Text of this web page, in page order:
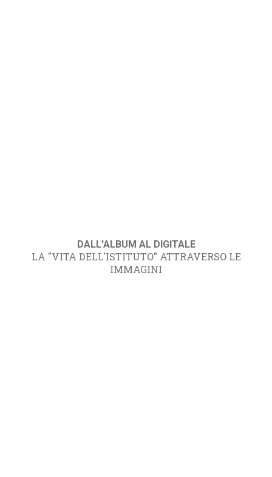
DALL'ALBUM AL DIGITALE
LA "VITA DELL'ISTITUTO" ATTRAVERSO LE
IMMAGINI